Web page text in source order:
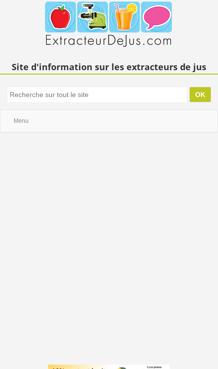
Site d'information sur les extracteurs de jus
Menu